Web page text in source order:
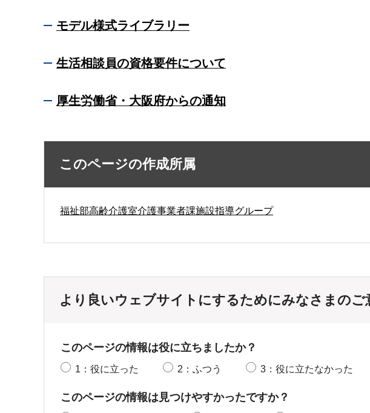
モデル様式ライブラリー
生活相談員の資格要件について
厚生労働省・大阪府からの通知
このページの作成所属
福祉部高齢介護室介護事業者課施設指導グループ
より良いウェブサイトにするためにみなさまの
このページの情報は役に立ちましたか？
1：役に立った 2：ふつう 3：役に立たなかった
このページの情報は見つけやすかったですか？